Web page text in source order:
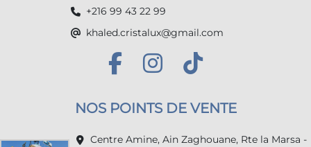
+216 99 43 22 99
khaled.cristalux@gmail.com
NOS POINTS DE VENTE
Centre Amine, Ain Zaghouane, Rte la Marsa -